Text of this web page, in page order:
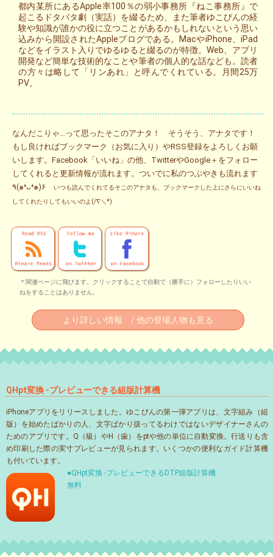
都内某所にあるApple率100％の弱小事務所『ねこ事務所』で
起こるドタバタ劇（実話）を綴るため、また筆者ゆこびんの経
験や知識が誰かの役に立つことがあるかもしれないという思い
込みから開設されたAppleブログである。MacやiPhone、iPad
などをイラスト入りでゆるゆると綴るのが特徴。Web、アプリ
開発など簡単な技術的なことや筆者の個人的な話なども。読者
の方々は略して「リンあれ」と呼んでくれている。月間25万
PV。
なんだこりゃ…って思ったそこのアナタ！ そうそう、アナタです！
もし良ければブックマーク（お気に入り）やRSS登録をよろしくお願
いします。Facebook「いいね」の他、TwitterやGoogle＋をフォロー
してくれると更新情報が流れます。ついでに私のつぶやきも流れます
٩(๑❛ᴗ❛๑)۶
いつも読んでくれてるそこのアナタも、ブックマークした上にさらにいいね
してくれたりしてもいいのよ(/∇＼*)
＊関連ページに飛びます。クリックすることで自動で（勝手に）フォローしたりいい
ねをすることはありません。
より詳しい情報 / 他の登場人物も見る
QHpt変換 -プレビューできる組版計算機
iPhoneアプリをリリースしました。ゆこびんの第一弾アプリは、文字組み（組
版）を始めたばかりの人、文字ばかり扱ってるわけではないデザイナーさんの
ためのアプリです。Q（級）やH（歯）をptや他の単位に自動変換。行送りも含
め印刷した際の実寸プレビューが見られます。いくつかの便利なガイド計算機
も付いています。
●QHpt変換 -プレビューできるDTP組版計算機
無料